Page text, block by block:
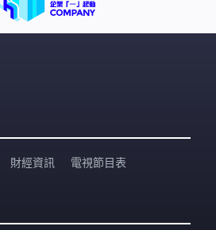
財經資訊 電視節目表